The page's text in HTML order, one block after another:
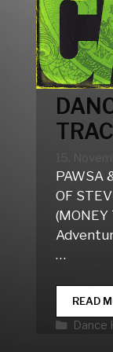
15.
PAWSA
OF
(MONEY
…
READ
Dance